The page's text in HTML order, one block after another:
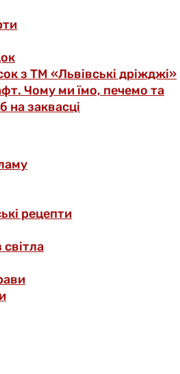
з ТМ «Львівські дріжджі»
Чому ми їмо, печемо та
на заквасці
рецепти